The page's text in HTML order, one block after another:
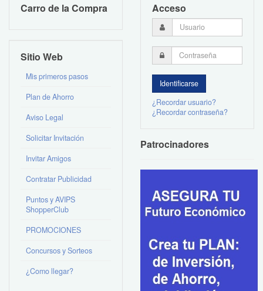
Carro de la Compra
Sitio Web
Mis primeros pasos
Plan de Ahorro
Aviso Legal
Solicitar Invitación
Invitar Amigos
Contratar Publicidad
Puntos y AVIPS
ShopperClub
PROMOCIONES
Concursos y Sorteos
¿Como llegar?
Acceso
¿Recordar usuario?
¿Recordar contraseña?
Patrocinadores